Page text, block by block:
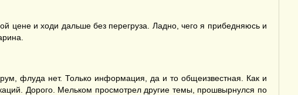
цене и ходи дальше без перегруза. Ладно, чего я прибедняюсь и
флуда нет. Только информация, да и то общеизвестная. Как и
Дорого. Мельком просмотрел другие темы, прошвырнулся по